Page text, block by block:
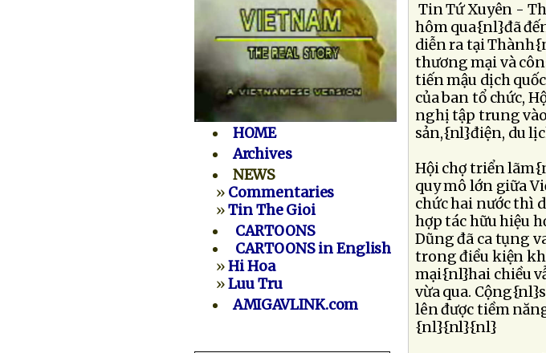
HOME
Archives
NEWS
» Commentaries
»Tin The Gioi
CARTOONS
CARTOONS in English
»Hi Hoa
»Luu Tru
AMIGAVLINK.com
Tin Tứ Xuyên -
hôm qua{nl}đã
diễn ra tại
thương mại và
tiến mậu dịch
của ban tổ chức,
nghị tập trung
sản,{nl}điện, du
Hội chợ triển
quy mô lớn giữa
chức hai nước thì
hợp tác hữu hiệu
Dũng đã ca tụng
trong điều kiện
mại{nl}hai chiều
vừa qua.
lên được tiềm
{nl}{nl}{nl}